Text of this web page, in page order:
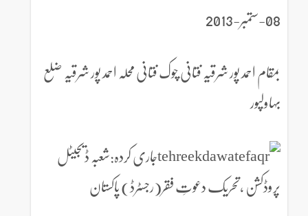
08-ستمبر-2013
بمقام احمد پور شرقیہ فتانی چوک فتانی محلہ احمد پور شرقیہ ضلع
بہاولپور
جاری کردہ:شعبہ ڈیجیٹل
پروڈکشن ،تحریک دعوتِ فقر(رجسٹرڈ) پاکستان